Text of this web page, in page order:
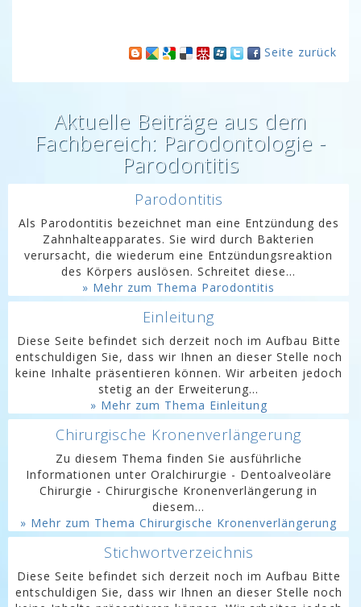
Seite zurück
Aktuelle Beiträge aus dem
Fachbereich: Parodontologie -
Parodontitis
Parodontitis
Als Parodontitis bezeichnet man eine Entzündung des
Zahnhalteapparates. Sie wird durch Bakterien
verursacht, die wiederum eine Entzündungsreaktion
des Körpers auslösen. Schreitet diese...
» Mehr zum Thema Parodontitis
Einleitung
Diese Seite befindet sich derzeit noch im Aufbau Bitte
entschuldigen Sie, dass wir Ihnen an dieser Stelle noch
keine Inhalte präsentieren können. Wir arbeiten jedoch
stetig an der Erweiterung...
» Mehr zum Thema Einleitung
Chirurgische Kronenverlängerung
Zu diesem Thema finden Sie ausführliche
Informationen unter Oralchirurgie - Dentoalveoläre
Chirurgie - Chirurgische Kronenverlängerung in
diesem...
» Mehr zum Thema Chirurgische Kronenverlängerung
Stichwortverzeichnis
Diese Seite befindet sich derzeit noch im Aufbau Bitte
entschuldigen Sie, dass wir Ihnen an dieser Stelle noch